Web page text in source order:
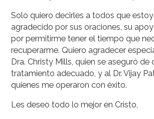
Solo quiero decirles a todos que
agradecido por sus oraciones, su
por permitirme tener el tiempo que
recuperarme. Quiero agradecer
Dra. Christy Mills, quien se aseguró de
tratamiento adecuado, y al Dr. Vijay
quienes me operaron con éxito.
Les deseo todo lo mejor en Cristo,